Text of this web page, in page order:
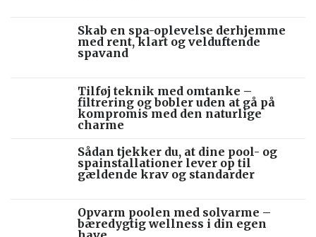
Skab en spa-oplevelse derhjemme
med rent, klart og velduftende
spavand
Tilføj teknik med omtanke –
filtrering og bobler uden at gå på
kompromis med den naturlige
charme
Sådan tjekker du, at dine pool- og
spainstallationer lever op til
gældende krav og standarder
Opvarm poolen med solvarme –
bæredygtig wellness i din egen